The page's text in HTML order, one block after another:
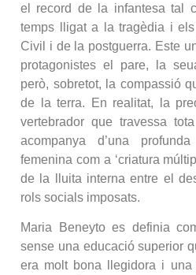
el record de la infantesa tal
temps lligat a la tragèdia i
Civil i de la postguerra. Este
protagonistes el pare, la
però, sobretot, la compassió
de la terra. En realitat, la
vertebrador que travessa
acompanya d’una
femenina com a ‘criatura
de la lluita interna entre el
rols socials imposats.
Maria Beneyto es definia
sense una educació superior
era molt bona llegidora i